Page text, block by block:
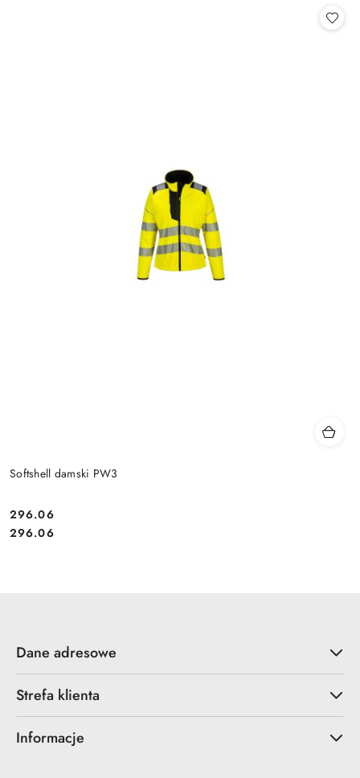
Softshell damski PW3
Cena:
296.06
Cena:
296.06
Dane adresowe
Strefa klienta
Informacje